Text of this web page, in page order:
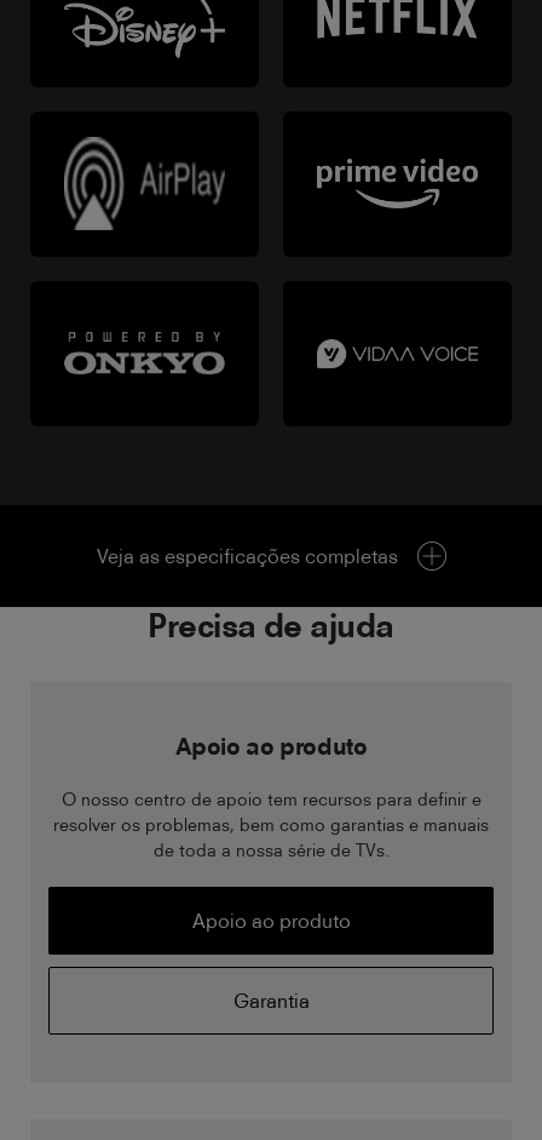
Veja as especificações completas
Precisa de ajuda
Apoio ao produto
O nosso centro de apoio tem recursos para definir e
resolver os problemas, bem como garantias e manuais
de toda a nossa série de TVs.
Apoio ao produto
Garantia